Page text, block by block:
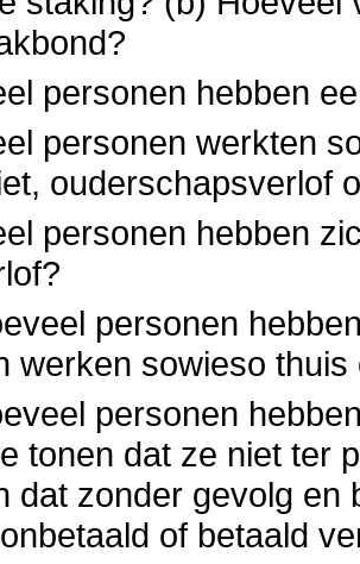
personen hebben
personen werkten
ouderschapsverlof
personen hebben
personen
werken sowieso thuis
personen
tonen dat ze niet ter
dat zonder gevolg en
of betaald